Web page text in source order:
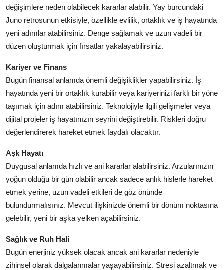
değişimlere neden olabilecek kararlar alabilir. Yay burcundaki
Juno retrosunun etkisiyle, özellikle evlilik, ortaklık ve iş hayatında
yeni adımlar atabilirsiniz. Denge sağlamak ve uzun vadeli bir
düzen oluşturmak için fırsatlar yakalayabilirsiniz.
Kariyer ve Finans
Bugün finansal anlamda önemli değişiklikler yapabilirsiniz. İş
hayatında yeni bir ortaklık kurabilir veya kariyerinizi farklı bir yöne
taşımak için adım atabilirsiniz. Teknolojiyle ilgili gelişmeler veya
dijital projeler iş hayatınızın seyrini değiştirebilir. Riskleri doğru
değerlendirerek hareket etmek faydalı olacaktır.
Aşk Hayatı
Duygusal anlamda hızlı ve ani kararlar alabilirsiniz. Arzularınızın
yoğun olduğu bir gün olabilir ancak sadece anlık hislerle hareket
etmek yerine, uzun vadeli etkileri de göz önünde
bulundurmalısınız. Mevcut ilişkinizde önemli bir dönüm noktasına
gelebilir, yeni bir aşka yelken açabilirsiniz.
Sağlık ve Ruh Hali
Bugün enerjiniz yüksek olacak ancak ani kararlar nedeniyle
zihinsel olarak dalgalanmalar yaşayabilirsiniz. Stresi azaltmak ve